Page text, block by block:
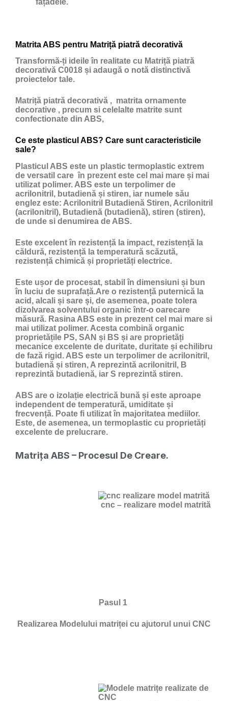
Matrita ABS pentru Matriță piatră decorativă
Transformă-ți ideile în realitate cu Matriță piatră
decorativă C0018 și adaugă o notă distinctivă
proiectelor tale.
Matriță piatră decorativă , matrita ornamente
decorative , precum si celelalte matrite sunt
confectionate din ABS,
Ce este plasticul ABS? Care sunt caracteristicile
sale?
Plasticul ABS este un plastic termoplastic extrem
de versatil care în prezent este cel mai mare și mai
utilizat polimer. ABS este un terpolimer de
acrilonitril, butadienă și stiren, iar numele său
englez este: Acrilonitril Butadienă Stiren, Acrilonitril
(acrilonitril), Butadienă (butadienă), stiren (stiren),
de unde si denumirea de ABS.
Este excelent în rezistență la impact, rezistență la
căldură, rezistență la temperatură scăzută,
rezistență chimică și proprietăți electrice.
Este ușor de procesat, stabil în dimensiuni și bun
în luciu de suprafață.Are o rezistență puternică la
acid, alcali și sare și, de asemenea, poate tolera
dizolvarea solventului organic într-o oarecare
măsură. Rasina ABS este in prezent cel mai mare si
mai utilizat polimer. Acesta combină organic
proprietățile PS, SAN și BS și are proprietăți
mecanice excelente de duritate, duritate și echilibru
de fază rigid. ABS este un terpolimer de acrilonitril,
butadienă și stiren, A reprezintă acrilonitril, B
reprezintă butadienă, iar S reprezintă stiren.
ABS are o izolație electrică bună și este aproape
independent de temperatură, umiditate și
frecvență. Poate fi utilizat în majoritatea mediilor.
Este, de asemenea, un termoplastic cu proprietăți
excelente de prelucrare.
Matrița ABS – Procesul De Creare.
cnc – realizare model matrită
Pasul 1
Realizarea Modelului matriței cu ajutorul unui CNC